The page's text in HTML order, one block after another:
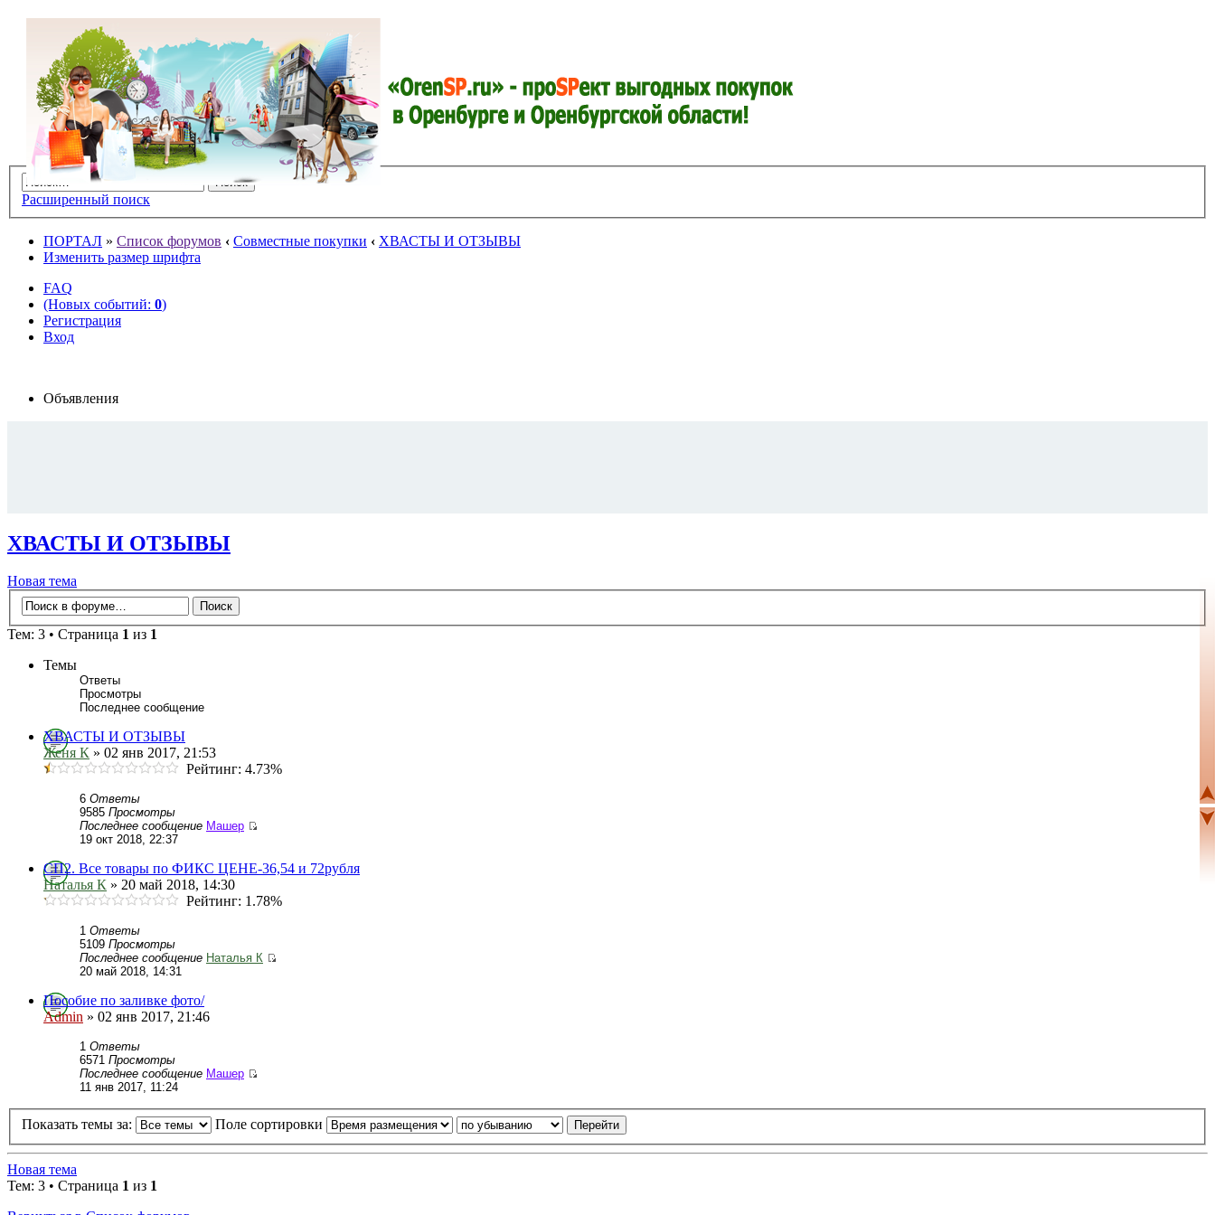
Расширенный поиск
ПОРТАЛ » Список форумов ‹ Совместные покупки ‹ ХВАСТЫ И ОТЗЫВЫ
Изменить размер шрифта
FAQ
(Новых событий: 0)
Регистрация
Вход
Объявления
ХВАСТЫ И ОТЗЫВЫ
Новая тема
Тем: 3 • Страница 1 из 1
Темы
Ответы
Просмотры
Последнее сообщение
ХВАСТЫ И ОТЗЫВЫ
Женя К » 02 янв 2017, 21:53
Рейтинг: 4.73%
6 Ответы
9585 Просмотры
Последнее сообщение Машер
19 окт 2018, 22:37
СП2. Все товары по ФИКС ЦЕНЕ-36,54 и 72рубля
Наталья К » 20 май 2018, 14:30
Рейтинг: 1.78%
1 Ответы
5109 Просмотры
Последнее сообщение Наталья К
20 май 2018, 14:31
Пособие по заливке фото/
Admin » 02 янв 2017, 21:46
1 Ответы
6571 Просмотры
Последнее сообщение Машер
11 янв 2017, 11:24
Показать темы за: Поле сортировки
Новая тема
Тем: 3 • Страница 1 из 1